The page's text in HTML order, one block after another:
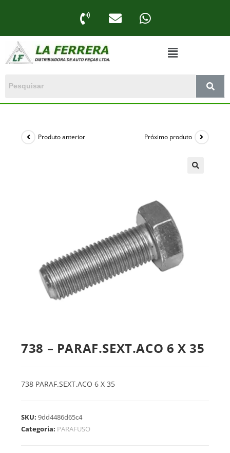
Produto anterior Próximo produto
738 – PARAF.SEXT.ACO 6 X 35
738 PARAF.SEXT.ACO 6 X 35
SKU:9dd4486d65c4
Categoria: PARAFUSO